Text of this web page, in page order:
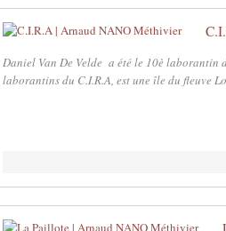
Daniel Van De Velde ​ a été le 10è
laborantins du C.I.R.A, est une île du fleuve